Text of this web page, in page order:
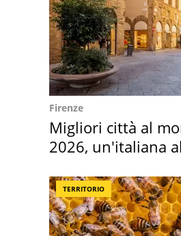
Firenze
Migliori città al
2026, un'italiana
TERRITORIO